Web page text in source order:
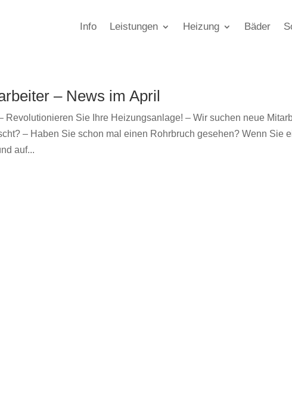
Info Leistungen Heizung Bäder
– News im April
Revolutionieren Sie Ihre Heizungsanlage! – Wir suchen neue
– Haben Sie schon mal einen Rohrbruch gesehen? Wenn Sie
auf...